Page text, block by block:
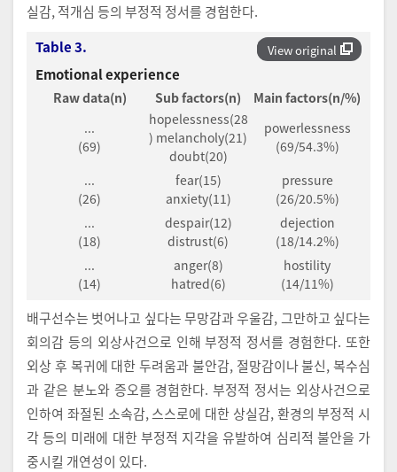
실감, 적개심 등의 부정적 정서를 경험한다.
View original
Table 3.
Emotional experience
Raw data(n) Sub factors(n)
Main factors(n/%)
...
(69)
hopelessness(28
) melancholy(21)
doubt(20)
powerlessness
(69/54.3%)
...
(26)
fear(15)
anxiety(11)
pressure
(26/20.5%)
...
(18)
despair(12)
distrust(6)
dejection
(18/14.2%)
...
(14)
anger(8)
hatred(6)
hostility
(14/11%)
배구선수는 벗어나고 싶다는 무망감과 우울감, 그만하고 싶다는
회의감 등의 외상사건으로 인해 부정적 정서를 경험한다. 또한
외상 후 복귀에 대한 두려움과 불안감, 절망감이나 불신, 복수심
과 같은 분노와 증오를 경험한다. 부정적 정서는 외상사건으로
인하여 좌절된 소속감, 스스로에 대한 상실감, 환경의 부정적 시
각 등의 미래에 대한 부정적 지각을 유발하여 심리적 불안을 가
중시킬 개연성이 있다.